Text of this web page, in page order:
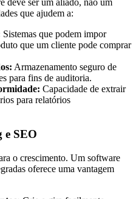
que ajudem a:
Sistemas que podem impor
que um cliente pode comprar
Armazenamento seguro de
para fins de auditoria.
Capacidade de extrair
para relatórios
e SEO
o crescimento. Um software
oferece uma vantagem